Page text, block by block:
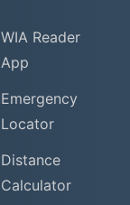
WIA Reader
App
Emergency
Locator
Distance
Calculator